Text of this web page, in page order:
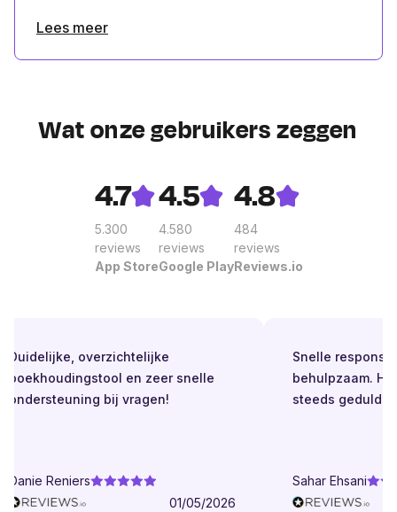
Lees meer
Wat onze gebruikers zeggen
4.7
5.300
reviews
App Store
4.5
4.580
reviews
Google Play
4.8
484
reviews
Reviews.io
Duidelijke, overzichtelijke
boekhoudingstool en zeer snelle
ondersteuning bij vragen!
Danie Reniers
01/05/2026
Snelle respons.
behulpzaam.
steeds geduldig.
Sahar Ehsani